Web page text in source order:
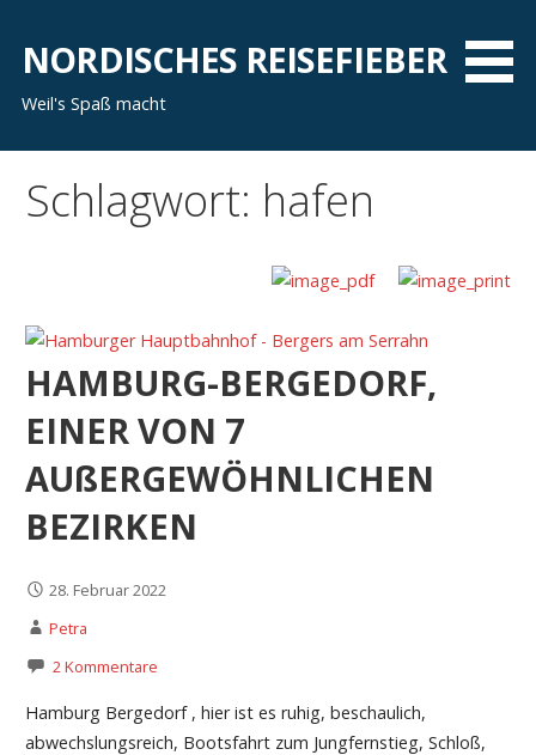
Inhalt
springen
NORDISCHES REISEFIEBER
Weil's Spaß macht
Schlagwort: hafen
HAMBURG-BERGEDORF,
EINER VON 7
AUßERGEWÖHNLICHEN
BEZIRKEN
28. Februar 2022
Petra
2 Kommentare
Hamburg Bergedorf , hier ist es ruhig, beschaulich,
abwechslungsreich, Bootsfahrt zum Jungfernstieg, Schloß,